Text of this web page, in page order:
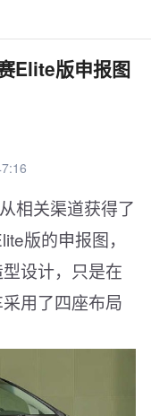
Elite版申报图
相关渠道获得了
版的申报图，
设计，只是在
用了四座布局